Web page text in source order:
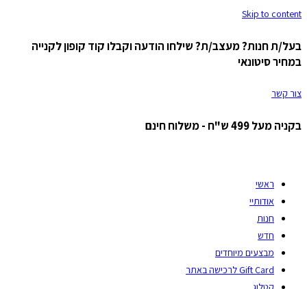
Skip to content
בעל/ת חנות? מעצב/ת? שילחו הודעה וקבלו קוד קופון לקנייה
במחיר סיטונאי
צור קשר
בקניה מעל 499 ש"ח - משלוח חינם
ראשי
אודותיי
חנות
חדש
מבצעים מיוחדים
Gift Card לרכישה באתר